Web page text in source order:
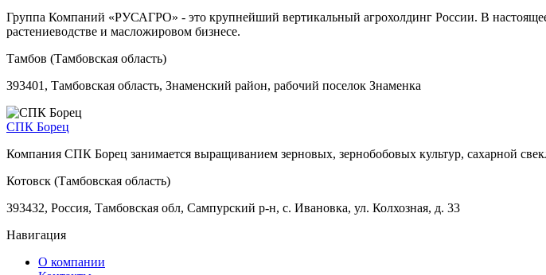
Группа Компаний «РУСАГРО» - это крупнейший вертикальный агрохолдинг России. В
растениеводстве и масложировом бизнесе.
Тамбов (Тамбовская область)
393401, Тамбовская область, Знаменский район, рабочий поселок Знаменка
СПК Борец
Компания СПК Борец занимается выращиванием зерновых, зернобобовых культур, сахарной
Котовск (Тамбовская область)
393432, Россия, Тамбовская обл, Сампурский р-н, с. Ивановка, ул. Колхозная, д. 33
Навигация
О компании